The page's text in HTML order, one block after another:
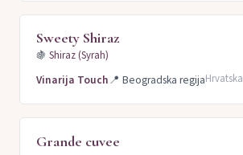
Sweety Shiraz
🍇 Shiraz (Syrah)
Vinarija Touch📍 Beogradska regijaHrvatska
Grande cuvee